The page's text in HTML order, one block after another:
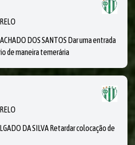
DOS SANTOS Dar uma entrada
de maneira temerária
DA SILVA Retardar colocação de